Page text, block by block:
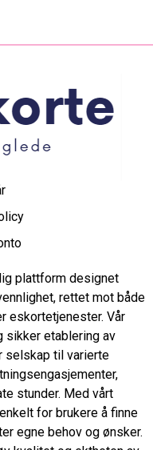
plattform designet
rettet mot både
eskortetjenester. Vår
sikker etablering av
selskap til varierte
stunder. Med vårt
for brukere å finne
egne behov og ønsker.